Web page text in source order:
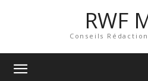
RWF
Conseils Rédaction